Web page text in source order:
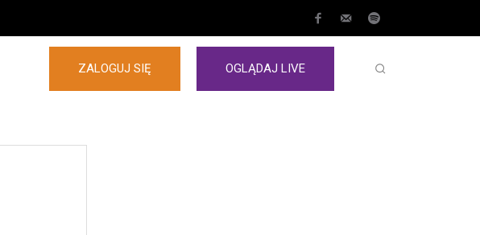
ZALOGUJ SIĘ OGLĄDAJ LIVE